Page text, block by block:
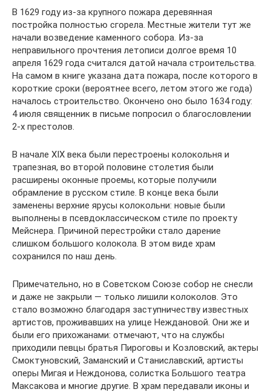
В 1629 году из-за крупного пожара деревянная
постройка полностью сгорела. Местные жители тут же
начали возведение каменного собора. Из-за
неправильного прочтения летописи долгое время 10
апреля 1629 года считался датой начала строительства.
На самом в книге указана дата пожара, после которого в
короткие сроки (вероятнее всего, летом этого же года)
началось строительство. Окончено оно было 1634 году:
4 июля священник в письме попросил о благословлении
2-х престолов.
В начале XIX века были перестроены колокольня и
трапезная, во второй половине столетия были
расширены оконные проемы, которые получили
обрамление в русском стиле. В конце века были
заменены верхние ярусы колокольни: новые были
выполнены в псевдоклассическом стиле по проекту
Мейснера. Причиной перестройки стало дарение
слишком большого колокола. В этом виде храм
сохранился по наш день.
Примечательно, но в Советском Союзе собор не снесли
и даже не закрыли — только лишили колоколов. Это
стало возможно благодаря заступничеству известных
артистов, проживавших на улице Неждановой. Они же и
были его прихожанами: отмечают, что на службы
приходили певцы братья Пироговы и Козловский, актеры
Смоктуновский, Заманский и Станиславский, артисты
оперы Мигая и Неждонова, солистка Большого театра
Максакова и многие другие. В храм передавали иконы и